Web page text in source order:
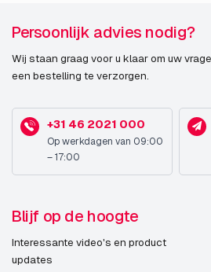
Persoonlijk advies nodig?
Wij staan graag voor u klaar om uw
een bestelling te verzorgen.
+31 46 2021 000
Op werkdagen van 09:00
– 17:00
Blijf op de hoogte
Interessante video's en product
updates